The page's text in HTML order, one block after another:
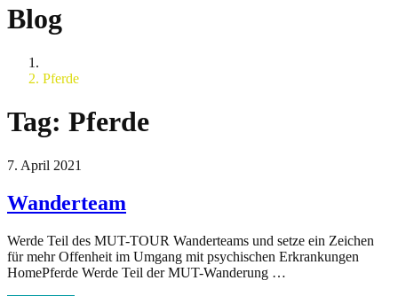
Blog
Pferde
Tag: Pferde
7. April 2021
Wanderteam
Werde Teil des MUT-TOUR Wanderteams und setze ein Zeichen
für mehr Offenheit im Umgang mit psychischen Erkrankungen
HomePferde Werde Teil der MUT-Wanderung …